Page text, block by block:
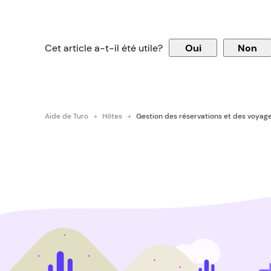
Cet article a-t-il été utile? Oui Non
Aide de Turo Hôtes Gestion des réservations et des